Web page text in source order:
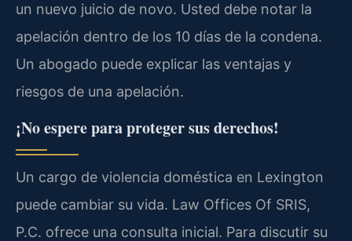
un nuevo juicio de novo. Usted debe notar la
apelación dentro de los 10 días de la condena.
Un abogado puede explicar las ventajas y
riesgos de una apelación.
¡No espere para proteger sus derechos!
Un cargo de violencia doméstica en Lexington
puede cambiar su vida. Law Offices Of SRIS,
P.C. ofrece una consulta inicial. Para discutir su